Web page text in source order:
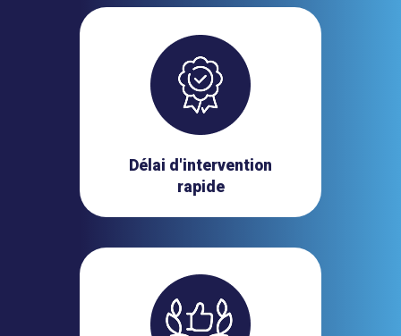
Délai d'intervention
rapide